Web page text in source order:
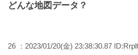
どんな地図データ？
26 ：2023/01/20(金) 23:38:30.87